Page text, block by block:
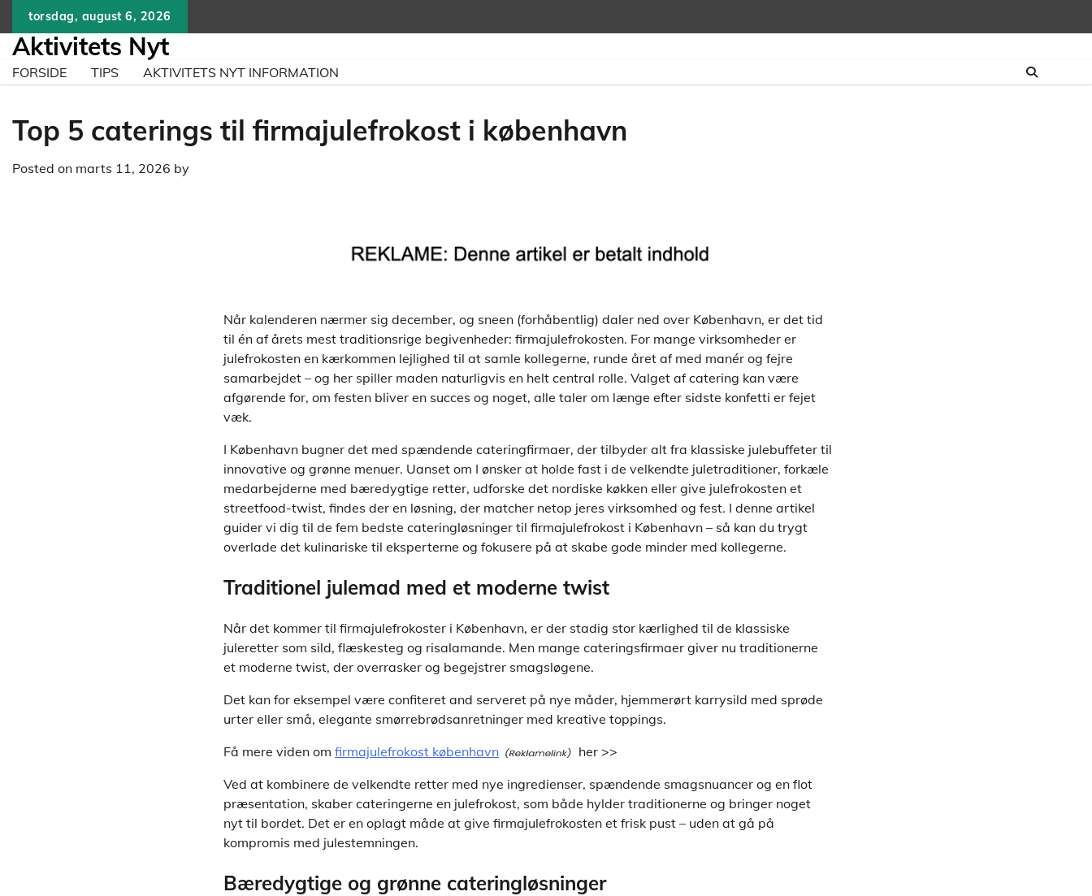
content
torsdag, august 6, 2026
Aktivitets Nyt
FORSIDE TIPS AKTIVITETS NYT INFORMATION
Top 5 caterings til firmajulefrokost i københavn
Posted on marts 11, 2026 by
Når kalenderen nærmer sig december, og sneen (forhåbentlig) daler ned over København, er det tid
til én af årets mest traditionsrige begivenheder: firmajulefrokosten. For mange virksomheder er
julefrokosten en kærkommen lejlighed til at samle kollegerne, runde året af med manér og fejre
samarbejdet – og her spiller maden naturligvis en helt central rolle. Valget af catering kan være
afgørende for, om festen bliver en succes og noget, alle taler om længe efter sidste konfetti er fejet
væk.
I København bugner det med spændende cateringfirmaer, der tilbyder alt fra klassiske julebuffeter til
innovative og grønne menuer. Uanset om I ønsker at holde fast i de velkendte juletraditioner, forkæle
medarbejderne med bæredygtige retter, udforske det nordiske køkken eller give julefrokosten et
streetfood-twist, findes der en løsning, der matcher netop jeres virksomhed og fest. I denne artikel
guider vi dig til de fem bedste cateringløsninger til firmajulefrokost i København – så kan du trygt
overlade det kulinariske til eksperterne og fokusere på at skabe gode minder med kollegerne.
Traditionel julemad med et moderne twist
Når det kommer til firmajulefrokoster i København, er der stadig stor kærlighed til de klassiske
juleretter som sild, flæskesteg og risalamande. Men mange cateringsfirmaer giver nu traditionerne
et moderne twist, der overrasker og begejstrer smagsløgene.
Det kan for eksempel være confiteret and serveret på nye måder, hjemmerørt karrysild med sprøde
urter eller små, elegante smørrebrødsanretninger med kreative toppings.
Få mere viden om firmajulefrokost københavn
her >>
Ved at kombinere de velkendte retter med nye ingredienser, spændende smagsnuancer og en flot
præsentation, skaber cateringerne en julefrokost, som både hylder traditionerne og bringer noget
nyt til bordet. Det er en oplagt måde at give firmajulefrokosten et frisk pust – uden at gå på
kompromis med julestemningen.
Bæredygtige og grønne cateringløsninger